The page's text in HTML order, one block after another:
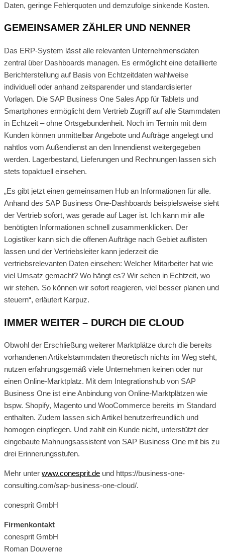
Daten, geringe Fehlerquoten und demzufolge sinkende Kosten.
GEMEINSAMER ZÄHLER UND NENNER
Das ERP-System lässt alle relevanten Unternehmensdaten
zentral über Dashboards managen. Es ermöglicht eine detaillierte
Berichterstellung auf Basis von Echtzeitdaten wahlweise
individuell oder anhand zeitsparender und standardisierter
Vorlagen. Die SAP Business One Sales App für Tablets und
Smartphones ermöglicht dem Vertrieb Zugriff auf alle Stammdaten
in Echtzeit – ohne Ortsgebundenheit. Noch im Termin mit dem
Kunden können unmittelbar Angebote und Aufträge angelegt und
nahtlos vom Außendienst an den Innendienst weitergegeben
werden. Lagerbestand, Lieferungen und Rechnungen lassen sich
stets topaktuell einsehen.
„Es gibt jetzt einen gemeinsamen Hub an Informationen für alle.
Anhand des SAP Business One-Dashboards beispielsweise sieht
der Vertrieb sofort, was gerade auf Lager ist. Ich kann mir alle
benötigten Informationen schnell zusammenklicken. Der
Logistiker kann sich die offenen Aufträge nach Gebiet auflisten
lassen und der Vertriebsleiter kann jederzeit die
vertriebsrelevanten Daten einsehen: Welcher Mitarbeiter hat wie
viel Umsatz gemacht? Wo hängt es? Wir sehen in Echtzeit, wo
wir stehen. So können wir sofort reagieren, viel besser planen und
steuern“, erläutert Karpuz.
IMMER WEITER – DURCH DIE CLOUD
Obwohl der Erschließung weiterer Marktplätze durch die bereits
vorhandenen Artikelstammdaten theoretisch nichts im Weg steht,
nutzen erfahrungsgemäß viele Unternehmen keinen oder nur
einen Online-Marktplatz. Mit dem Integrationshub von SAP
Business One ist eine Anbindung von Online-Marktplätzen wie
bspw. Shopify, Magento und WooCommerce bereits im Standard
enthalten. Zudem lassen sich Artikel benutzerfreundlich und
homogen einpflegen. Und zahlt ein Kunde nicht, unterstützt der
eingebaute Mahnungsassistent von SAP Business One mit bis zu
drei Erinnerungsstufen.
Mehr unter www.conesprit.de und https://business-one-
consulting.com/sap-business-one-cloud/.
conesprit GmbH
Firmenkontakt
conesprit GmbH
Roman Douverne